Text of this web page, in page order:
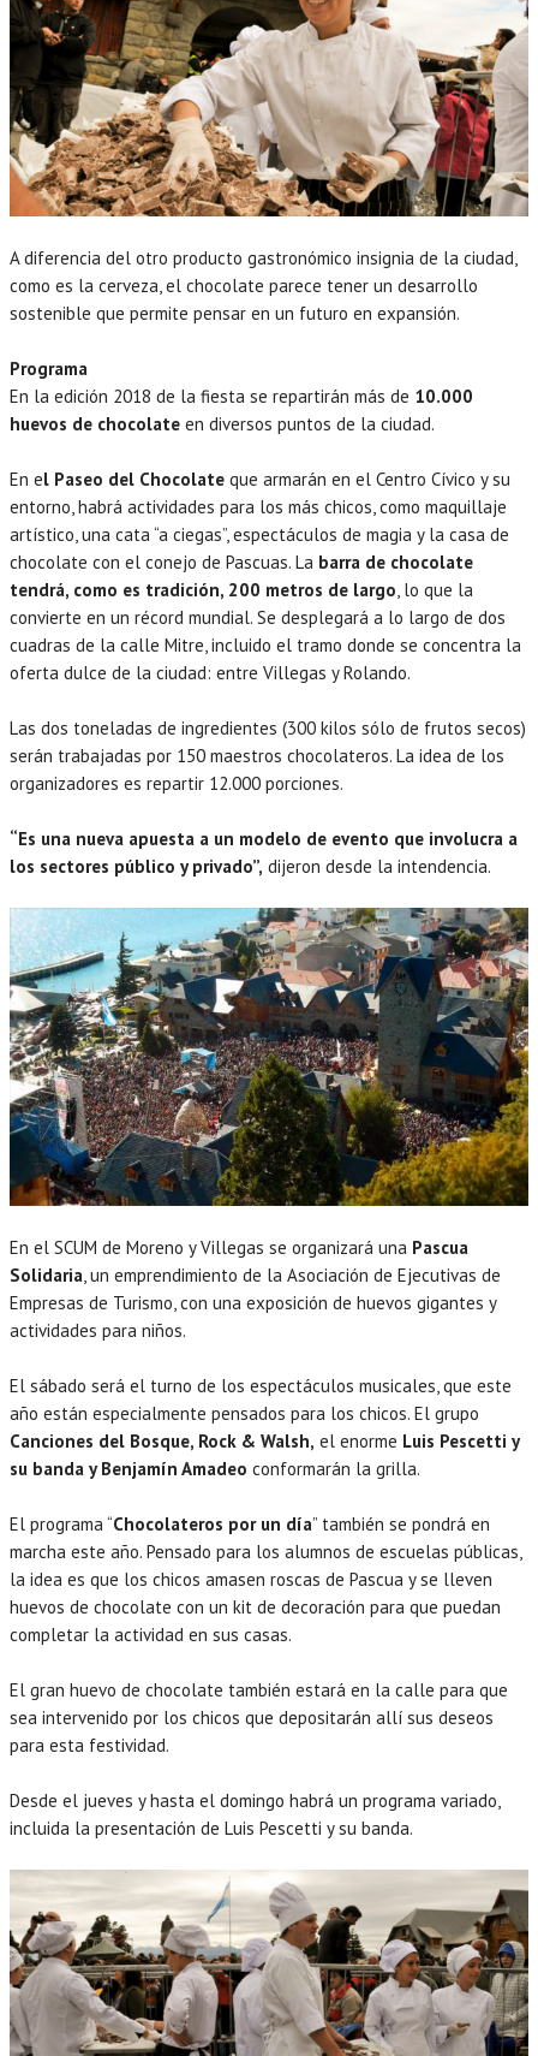
A diferencia del otro producto gastronómico insignia de la ciudad,
como es la cerveza, el chocolate parece tener un desarrollo
sostenible que permite pensar en un futuro en expansión.
Programa
En la edición 2018 de la fiesta se repartirán más de 10.000
huevos de chocolate en diversos puntos de la ciudad.
En el Paseo del Chocolate que armarán en el Centro Cívico y su
entorno, habrá actividades para los más chicos, como maquillaje
artístico, una cata “a ciegas”, espectáculos de magia y la casa de
chocolate con el conejo de Pascuas. La barra de chocolate
tendrá, como es tradición, 200 metros de largo, lo que la
convierte en un récord mundial. Se desplegará a lo largo de dos
cuadras de la calle Mitre, incluido el tramo donde se concentra la
oferta dulce de la ciudad: entre Villegas y Rolando.
Las dos toneladas de ingredientes (300 kilos sólo de frutos secos)
serán trabajadas por 150 maestros chocolateros. La idea de los
organizadores es repartir 12.000 porciones.
“Es una nueva apuesta a un modelo de evento que involucra a
los sectores público y privado”, dijeron desde la intendencia.
En el SCUM de Moreno y Villegas se organizará una Pascua
Solidaria , un emprendimiento de la Asociación de Ejecutivas de
Empresas de Turismo, con una exposición de huevos gigantes y
actividades para niños.
El sábado será el turno de los espectáculos musicales, que este
año están especialmente pensados para los chicos. El grupo
Canciones del Bosque, Rock & Walsh, el enorme Luis Pescetti y
su banda y Benjamín Amadeo conformarán la grilla.
El programa “Chocolateros por un día” también se pondrá en
marcha este año. Pensado para los alumnos de escuelas públicas,
la idea es que los chicos amasen roscas de Pascua y se lleven
huevos de chocolate con un kit de decoración para que puedan
completar la actividad en sus casas.
El gran huevo de chocolate también estará en la calle para que
sea intervenido por los chicos que depositarán allí sus deseos
para esta festividad.
Desde el jueves y hasta el domingo habrá un programa variado,
incluida la presentación de Luis Pescetti y su banda.